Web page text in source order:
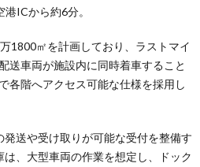
ICから約6分。
1800㎡を計画しており、ラストマイ
送車両が施設内に同時着車すること
各階へアクセス可能な仕様を採用し
送や受け取りが可能な受付を整備す
、大型車両の作業を想定し、ドック